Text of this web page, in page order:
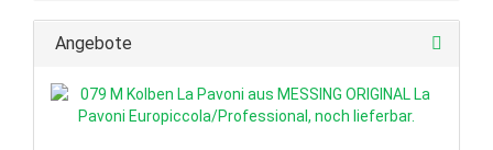
Angebote